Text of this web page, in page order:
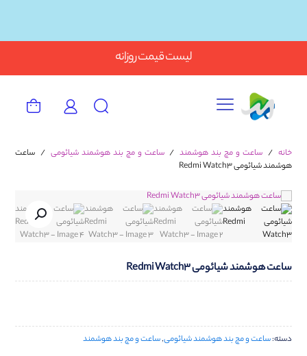
لیست قیمت روزانه
خانه /ساعت و مچ بند هوشمند/ساعت و مچ بند هوشمند شیائومی/ ساعت
هوشمند شیائومی Redmi Watch3
ساعت هوشمند شیائومی Redmi Watch3
دسته:ساعت و مچ بند هوشمند شیائومی,ساعت و مچ بند هوشمند